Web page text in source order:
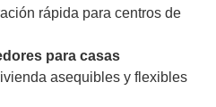
rápida para centros de
para casas
asequibles y flexibles